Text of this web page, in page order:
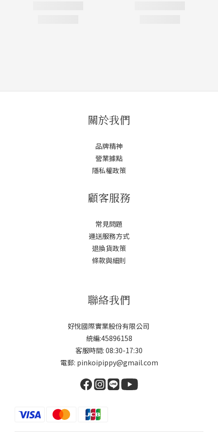
關於我們
品牌精神
營業據點
隱私權政策
顧客服務
常見問題
運送服務方式
退換貨政策
條款與細則
聯絡我們
好悅國際實業股份有限公司
統編:45896158
客服時間: 08:30-17:30
電郵: pinkoipippy@gmail.com